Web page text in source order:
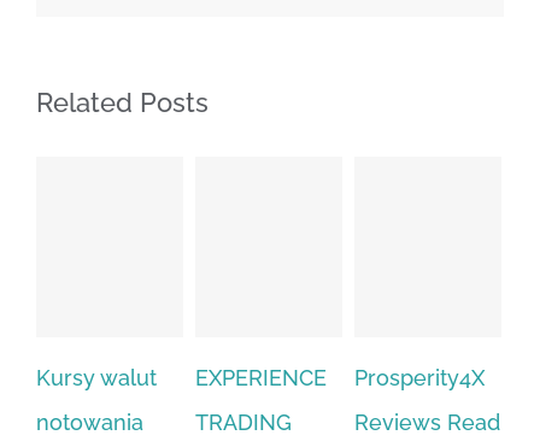
Related Posts
Kursy walut
notowania
EXPERIENCE
TRADING
Prosperity4X
Reviews Read